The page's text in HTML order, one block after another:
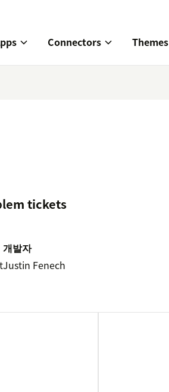
Connectors Themes
tickets
개발자
Justin Fenech